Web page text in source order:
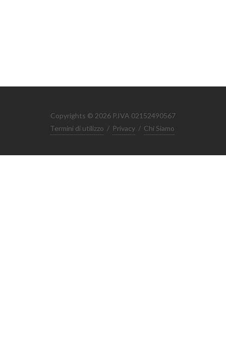
Copyrights © 2026 P.IVA 02152490567
Termini di utilizzo / Privacy / Chi Siamo